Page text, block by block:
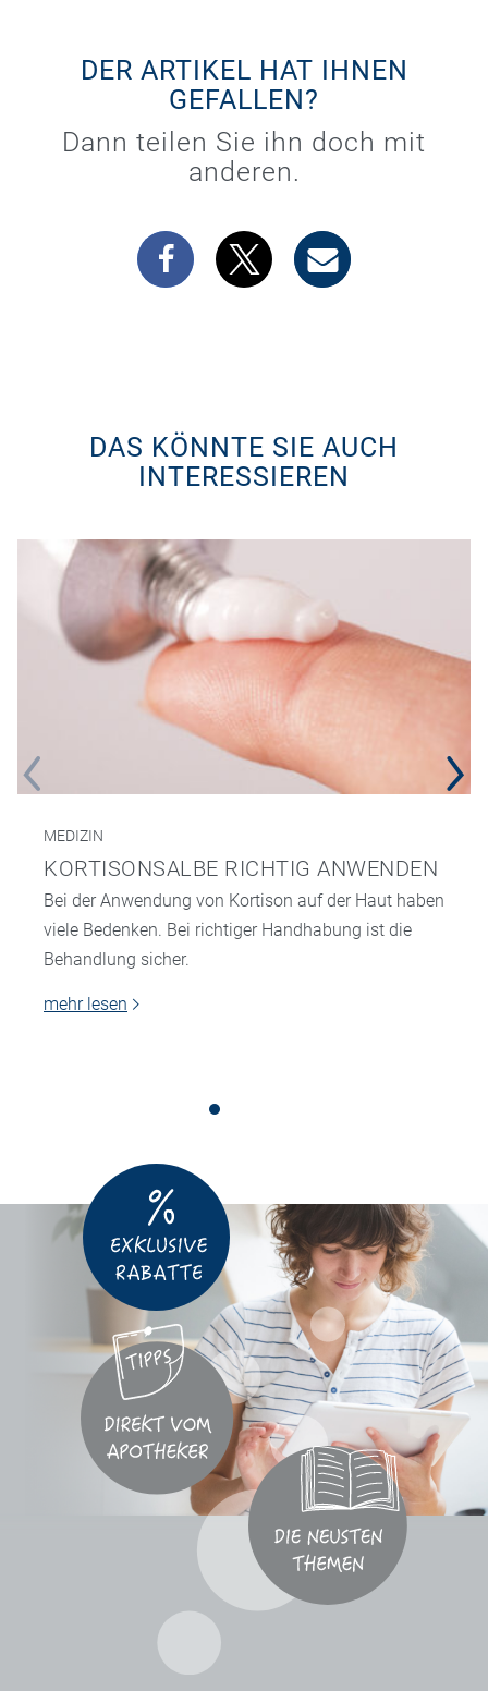
DER ARTIKEL HAT IHNEN
GEFALLEN?
Dann teilen Sie ihn doch mit
anderen.
DAS KÖNNTE SIE AUCH
INTERESSIEREN
MEDIZIN
KORTISONSALBE RICHTIG ANWENDEN
Bei der Anwendung von Kortison auf der Haut haben
viele Bedenken. Bei richtiger Handhabung ist die
Behandlung sicher.
mehr lesen